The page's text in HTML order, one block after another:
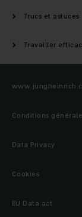
Trucs et astuces
Travailler
Conditions
Data Privacy
Cookies
EU Data act